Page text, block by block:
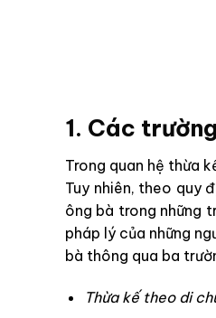
1. Các
Trong quan hệ thừa
Tuy nhiên, theo quy
ông bà trong những
pháp lý của những
bà thông qua ba
Thừa kế theo di